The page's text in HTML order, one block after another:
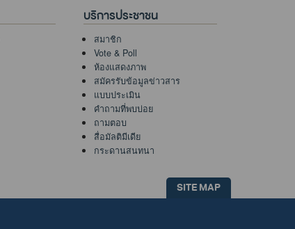
บริการประชาชน
สมาชิก
Vote & Poll
ห้องแสดงภาพ
สมัครรับข้อมูลข่าวสาร
แบบประเมิน
คำถามที่พบบ่อย
ถามตอบ
สื่อมัลติมีเดีย
กระดานสนทนา
SITE MAP